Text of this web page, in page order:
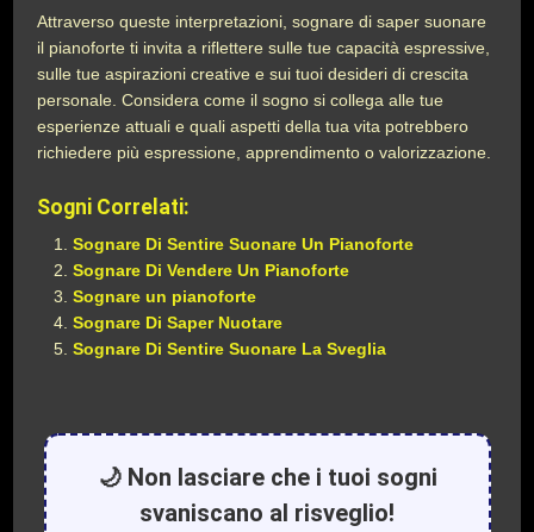
Attraverso queste interpretazioni, sognare di saper suonare
il pianoforte ti invita a riflettere sulle tue capacità espressive,
sulle tue aspirazioni creative e sui tuoi desideri di crescita
personale. Considera come il sogno si collega alle tue
esperienze attuali e quali aspetti della tua vita potrebbero
richiedere più espressione, apprendimento o valorizzazione.
Sogni Correlati:
Sognare Di Sentire Suonare Un Pianoforte
Sognare Di Vendere Un Pianoforte
Sognare un pianoforte
Sognare Di Saper Nuotare
Sognare Di Sentire Suonare La Sveglia
🌙 Non lasciare che i tuoi sogni
svaniscano al risveglio!